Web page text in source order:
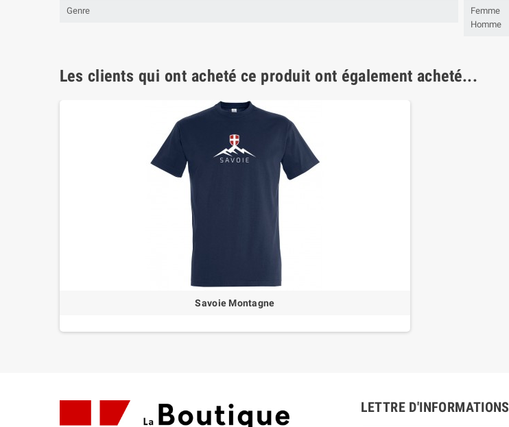
Genre
Femme
Homme
Les clients qui ont acheté ce produit ont également acheté...
Savoie Montagne
LETTRE D'INFORMATIONS